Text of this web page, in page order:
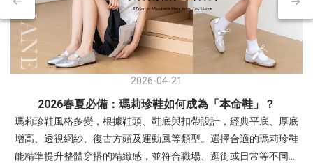
2026-04-21
2026春夏必備：瑪莉珍鞋如何成為「本命鞋」？
瑪莉珍鞋風格多變，根據鞋頭、鞋底與扣帶設計，經典平底、厚底
增高、透視網紗、復古方頭及運動風等類型。選擇合適的瑪莉珍鞋
能精準提升整體穿搭的精緻感，並符合職場、逛街或日常等不同場